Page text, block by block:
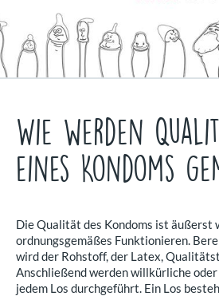
Wie werden
eines Kondoms
Die Qualität des Kondoms ist äußerst
ordnungsgemäßes Funktionieren.
wird der Rohstoff, der Latex,
Anschließend werden willkürliche
jedem Los durchgeführt. Ein Los